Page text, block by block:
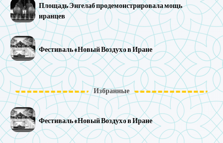
Площадь Энгелаб продемонстрировала мощь
иранцев
Фестиваль «Новый Воздух» в Иране
Избранные
Фестиваль «Новый Воздух» в Иране